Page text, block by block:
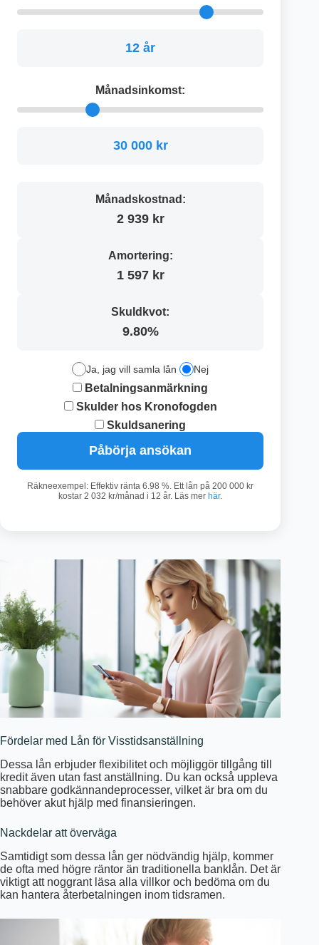
12 år
Månadsinkomst:
30 000 kr
Månadskostnad:
2 939 kr
Amortering:
1 597 kr
Skuldkvot:
9.80%
Ja, jag vill samla lån Nej
Betalningsanmärkning
Skulder hos Kronofogden
Skuldsanering
Påbörja ansökan
Räkneexempel: Effektiv ränta 6.98 %. Ett lån på 200 000 kr
kostar 2 032 kr/månad i 12 år. Läs mer här.
Fördelar med Lån för Visstidsanställning
Dessa lån erbjuder flexibilitet och möjliggör tillgång till
kredit även utan fast anställning. Du kan också uppleva
snabbare godkännandeprocesser, vilket är bra om du
behöver akut hjälp med finansieringen.
Nackdelar att överväga
Samtidigt som dessa lån ger nödvändig hjälp, kommer
de ofta med högre räntor än traditionella banklån. Det är
viktigt att noggrant läsa alla villkor och bedöma om du
kan hantera återbetalningen inom tidsramen.